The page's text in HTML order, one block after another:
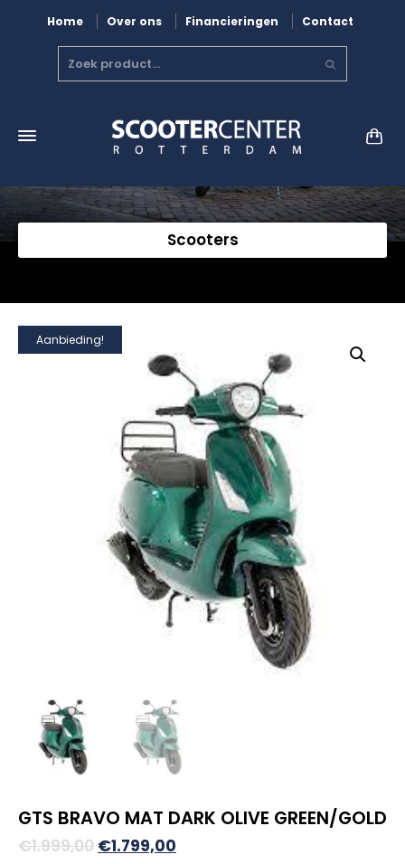
Home Over ons Financieringen Contact
Scooters
Aanbieding!
GTS BRAVO MAT DARK OLIVE GREEN/GOLD
€1.999,00 Oorspronkelijke
€1.799,00